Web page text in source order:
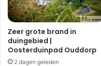
Zeer grote brand in
duingebied |
Oosterduinpad Ouddorp
2 dagen geleden